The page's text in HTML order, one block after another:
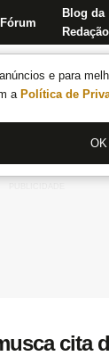
e para
a Política de
OK
Fórum
Blog da
Redação
cita